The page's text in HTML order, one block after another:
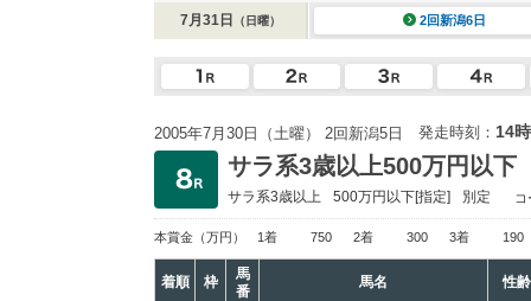
7月31日 （日曜） 2回新潟6日
2005年7月30日（土曜） 2回新潟5日 発走時刻： 14
サラ系3歳以上500万円以下
サラ系3歳以上 500万円以下[指定] 別定
本賞金 （万円） 1着 750 2着 300 3着 190
着順 枠
馬
番
馬名 性齢